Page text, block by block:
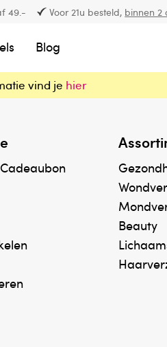
49.- Voor 21u besteld, binnen 2
Blog
vind je hier
Beauty